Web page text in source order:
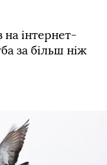
інтернет-
за більш ніж